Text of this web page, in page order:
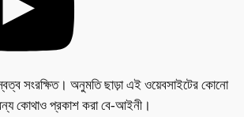
সংরক্ষিত। অনুমতি ছাড়া এই ওয়েবসাইটের কোনো
কোথাও প্রকাশ করা বে-আইনী।